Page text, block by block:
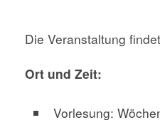
Die Veranstaltung
Ort und Zeit:
Vorlesung: